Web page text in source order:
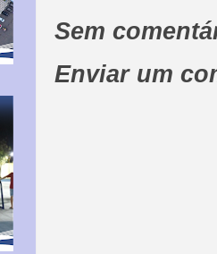
Sem
Enviar um